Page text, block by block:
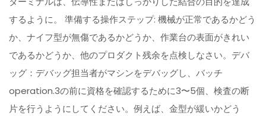
するように。 準備する操作ステップ: 機械が正常であるかどう
か、ナイフ型が無傷であるかどうか、作業台の表面がきれい
であるかどうか、他のプロダクト残余を点検しなさい。デバ
ッグ：デバッグ担当者がマシンをデバッグし、バッチ
operation.3の前に資格を確認するために3〜5個、検査の断
片を行うようにしてください。例えば、金型が緩いかどう